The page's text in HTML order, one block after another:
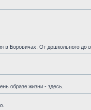
в Боровичах. От дошкольного до
образе жизни - здесь.